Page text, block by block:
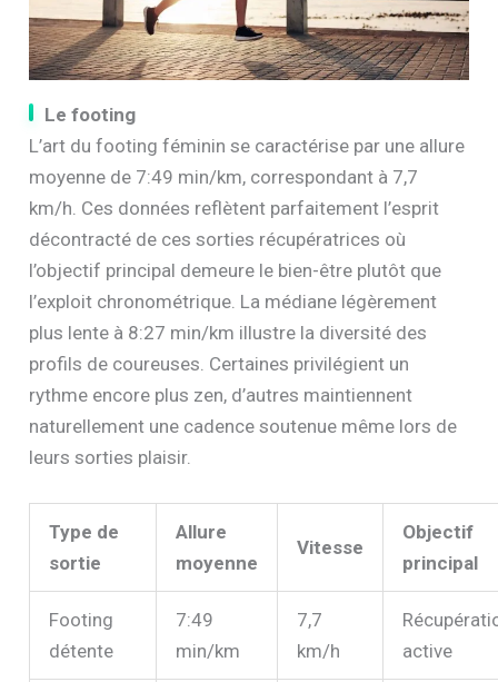
Le footing
L’art du footing féminin se caractérise par une allure
moyenne de 7:49 min/km, correspondant à 7,7
km/h. Ces données reflètent parfaitement l’esprit
décontracté de ces sorties récupératrices où
l’objectif principal demeure le bien-être plutôt que
l’exploit chronométrique. La médiane légèrement
plus lente à 8:27 min/km illustre la diversité des
profils de coureuses. Certaines privilégient un
rythme encore plus zen, d’autres maintiennent
naturellement une cadence soutenue même lors de
leurs sorties plaisir.
Type de
sortie
Allure
moyenne
Vitesse
Objectif
principal
Footing
détente
7:49
min/km
7,7
km/h
active